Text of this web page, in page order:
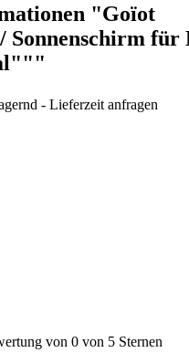
"Goïot
Sonnenschirm für
- Lieferzeit anfragen
von 0 von 5 Sternen